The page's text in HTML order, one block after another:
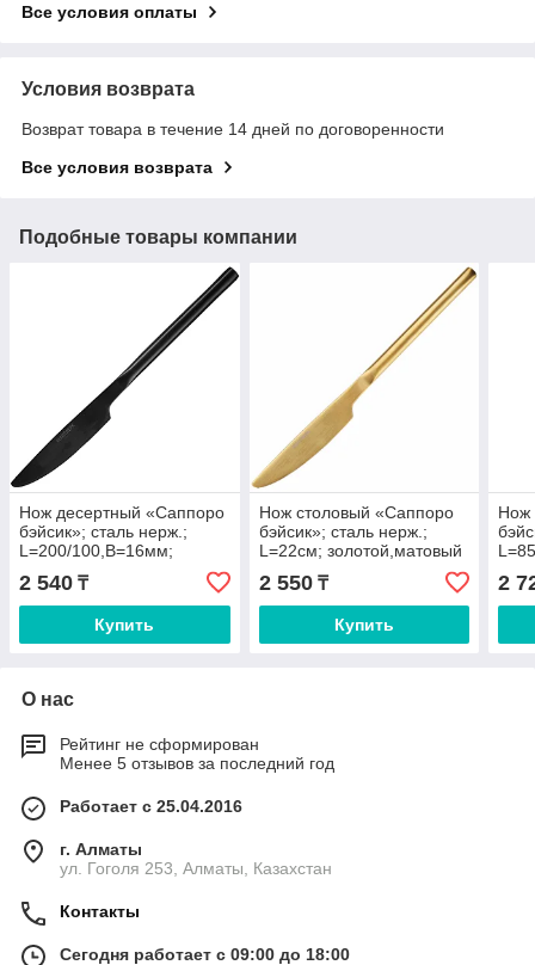
Все условия оплаты
Условия возврата
Возврат товара в течение 14 дней по договоренности
Все условия возврата
Подобные товары компании
Нож десертный «Саппоро
бэйсик»; сталь нерж.;
L=200/100,B=16мм;
черный,матовый
2 540 ₸
Купить
Нож столовый «Саппоро
бэйсик»; сталь нерж.;
L=22см; золотой,матовый
2 550₸
Купить
Нож
2
О нас
Рейтинг не сформирован
Менее 5 отзывов за последний год
Работает с 25.04.2016
г. Алматы
ул. Гоголя 253, Алматы, Казахстан
Контакты
Сегодня работает с 09:00 до 18:00